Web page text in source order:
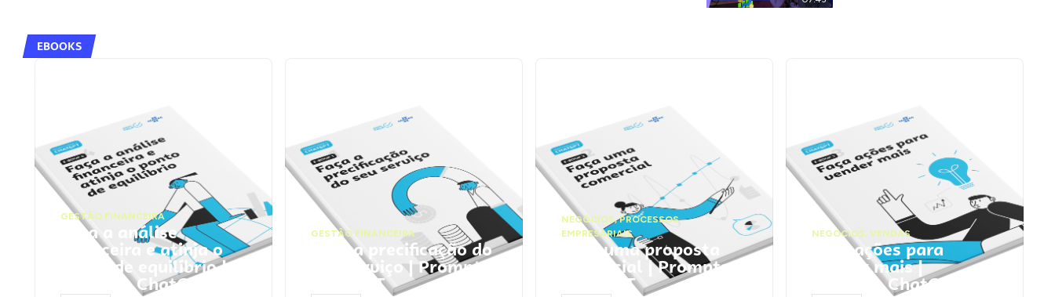
EBOOKS
GESTÃO FINANCEIRA
Faça a análise
financeira e atinja o
ponto de equilíbrio |
Prompts ChatGPT
GESTÃO FINANCEIRA
Faça a precificação do
seu serviço | Prompts
ChatGPT
NEGÓCIOS,PROCESSOS
EMPRESARIAIS
Faça uma proposta
comercial | Prompts
ChatGPT
NEGÓCIOS, VENDAS
Faça ações para
vender mais |
Prompts ChatGPT